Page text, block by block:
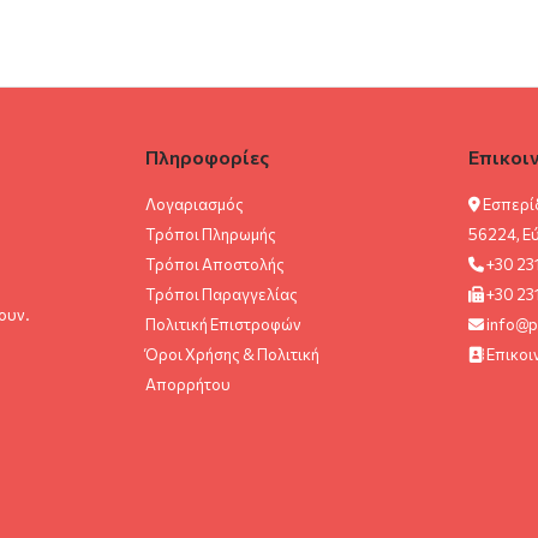
Πληροφορίες
Λογαριασμός
Τρόποι Πληρωμής
Τρόποι Αποστολής
Τρόποι Παραγγελίας
Πολιτική Επιστροφών
Όροι Χρήσης & Πολιτική
Aπορρήτου
56224,
+30
+30